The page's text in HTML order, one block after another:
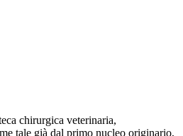
chirurgica veterinaria,
tale già dal primo nucleo originario,